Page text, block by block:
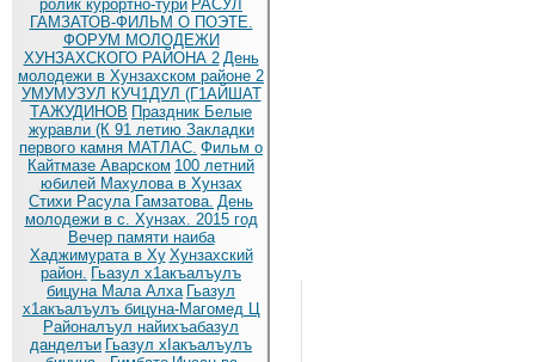
ролик курортно-тури РАСУЛ
ГАМЗАТОВ-ФИЛЬМ О ПОЭТЕ.
ФОРУМ МОЛОДЕЖИ
ХУНЗАХСКОГО РАЙОНА 2 День
молодежи в Хунзахском районе 2
УМУМУЗУЛ КУЧ1ДУЛ (Г1АЙШАТ
ТАЖУДИНОВ Праздник Белые
журавли (К 91 летию Закладки
первого камня МАТЛАС. Фильм о
Кайтмазе Аварском 100 летний
юбилей Махулова в Хунзах
Стихи Расула Гамзатова. День
молодежи в с. Хунзах. 2015 год
Вечер памяти наиба
Хаджимурата в Ху Хунзахский
район. Гьазул х1акъалъулъ
бицуна Мала Алха Гьазул
х1акъалъулъ бицуна-Магомед Ц
Районалъул найихъабазул
данделъи Гьазул хIакъалъулъ